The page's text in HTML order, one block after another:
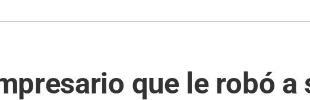
que le robó a